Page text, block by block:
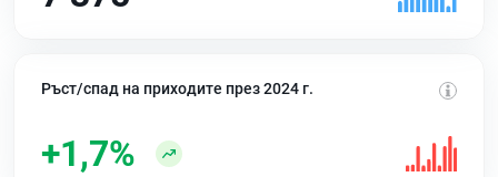
Ръст/спад на приходите през 2024 г.
+1,7%